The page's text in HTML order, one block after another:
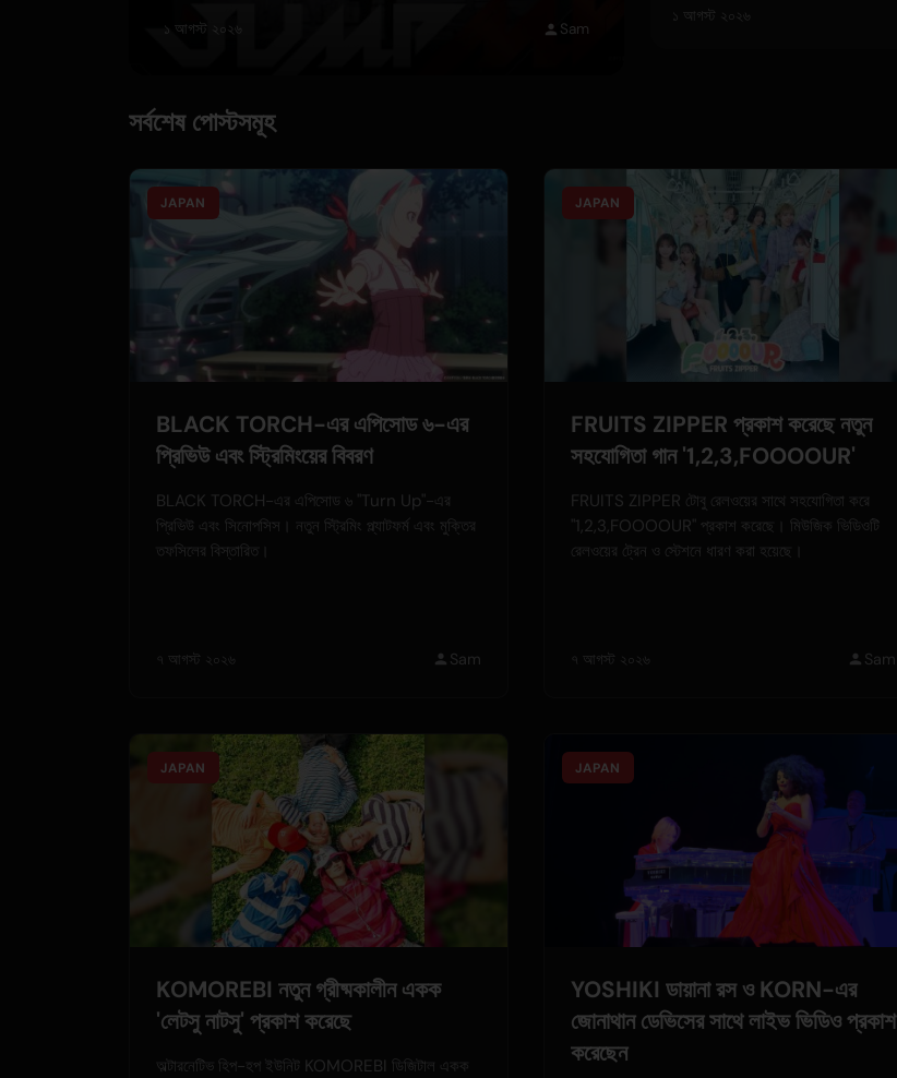
১ আগস্ট ২০২৬ Sam
১ আগস্ট ২০২৬
সর্বশেষ পোস্টসমূহ
JAPAN
BLACK TORCH-এর এপিসোড ৬-এর
প্রিভিউ এবং স্ট্রিমিংয়ের বিবরণ
BLACK TORCH-এর এপিসোড ৬ "Turn Up"-এর
প্রিভিউ এবং সিনোপসিস। নতুন স্ট্রিমিং প্ল্যাটফর্ম এবং মুক্তির
তফসিলের বিস্তারিত।
৭ আগস্ট ২০২৬ Sam
JAPAN
FRUITS ZIPPER প্রকাশ করেছে নতুন
সহযোগিতা গান '1,2,3,FOOOOUR'
FRUITS ZIPPER টোবু রেলওয়ের সাথে সহযোগিতা করে
"1,2,3,FOOOOUR" প্রকাশ করেছে। মিউজিক ভিডিওটি
রেলওয়ের ট্রেন ও স্টেশনে ধারণ করা হয়েছে।
৭ আগস্ট ২০২৬ Sam
JAPAN
KOMOREBI নতুন গ্রীষ্মকালীন একক
'লেটসু নাটসু' প্রকাশ করেছে
অল্টারনেটিভ হিপ-হপ ইউনিট KOMOREBI ডিজিটাল একক
JAPAN
YOSHIKI ডায়ানা রস ও KORN-এর
জোনাথান ডেভিসের সাথে লাইভ ভিডিও প্রকাশ
করেছেন